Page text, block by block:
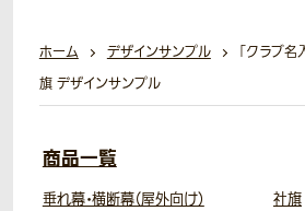
ホーム デザインサンプル
「クラブ名
旗 デザインサンプル
商品一覧
垂れ幕・横断幕（屋外向け）
社旗